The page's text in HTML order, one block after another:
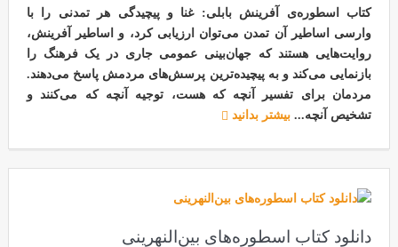
کتاب اسطوره‌ی آفرینش بابلی: غنا و پیچیدگی هر تمدنی را با
وارسی اساطیر آن تمدن می‌توان ارزیابی کرد، و اساطیر آفرینش،
روایت‌هایی هستند که جهان‌بینی عمومی جاری در یک فرهنگ را
بازنمایی می‌کند و به پیچیده‌ترین پرسش‌های مردمش پاسخ می‌دهند.
مردمان برای تفسیر آنچه که هست، توجیه آنچه که می‌کنند و
تشخیص آنچه... بیشتر بدانید
دانلود کتاب اسطوره‌های بین‌النهرینی